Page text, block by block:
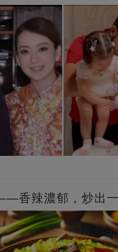
香辣濃郁，炒出